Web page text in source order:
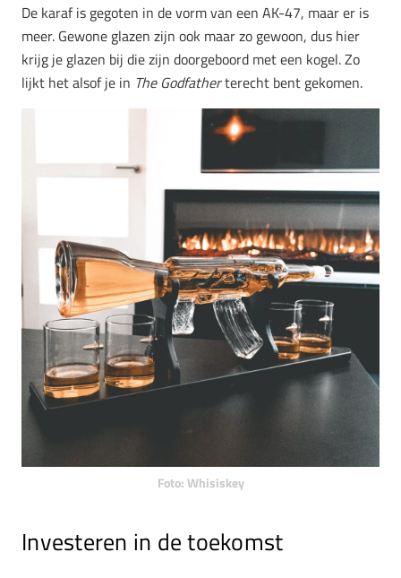
De karaf is gegoten in de vorm van een AK-47, maar er is
meer. Gewone glazen zijn ook maar zo gewoon, dus hier
krijg je glazen bij die zijn doorgeboord met een kogel. Zo
lijkt het alsof je in The Godfatherterecht bent gekomen.
Foto: Whisiskey
Investeren in de toekomst